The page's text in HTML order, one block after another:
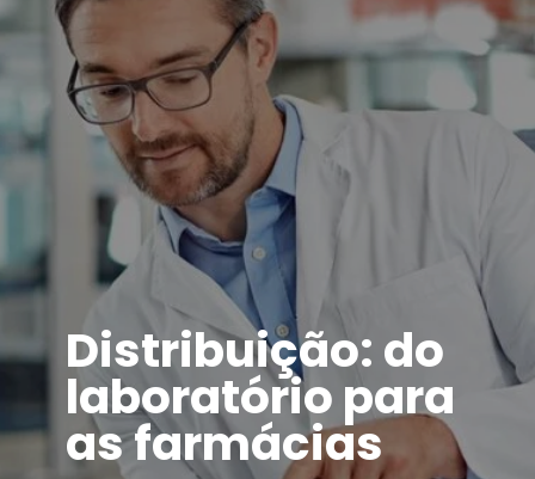
Distribuição: do
laboratório para
as farmácias